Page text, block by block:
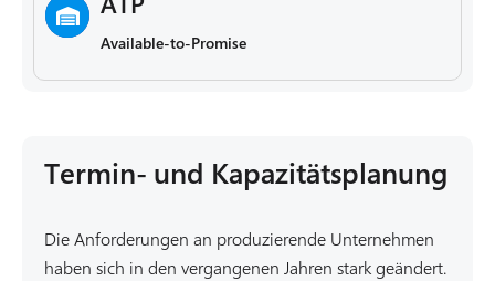
Available-to-Promise
Termin- und Kapazitätsplanung
Die Anforderungen an produzierende Unternehmen
haben sich in den vergangenen Jahren stark geändert.